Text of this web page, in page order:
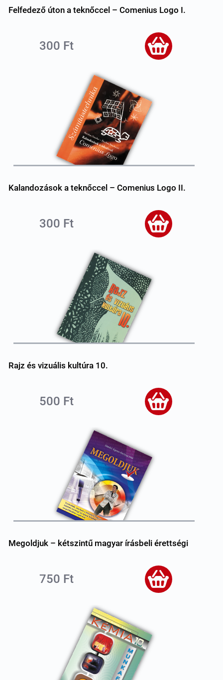
Felfedező úton a teknőccel – Comenius Logo I.
300 Ft
Kalandozások a teknőccel – Comenius Logo II.
300 Ft
Rajz és vizuális kultúra 10.
500 Ft
Megoldjuk – kétszintű magyar írásbeli érettségi
750 Ft